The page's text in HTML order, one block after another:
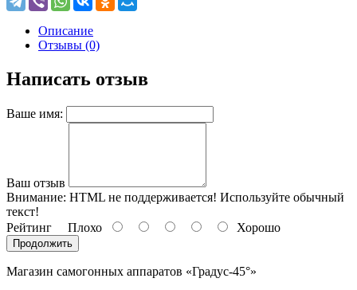
Описание
Отзывы (0)
Написать отзыв
Ваше имя:
Ваш отзыв
Внимание: HTML не поддерживается! Используйте обычный
текст!
Рейтинг Плохо Хорошо
Продолжить
Магазин самогонных аппаратов «Градус-45°»